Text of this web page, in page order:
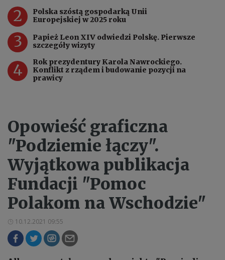
2
Polska szóstą gospodarką Unii
Europejskiej w 2025 roku
3
Papież Leon XIV odwiedzi Polskę. Pierwsze
szczegóły wizyty
4
Rok prezydentury Karola Nawrockiego.
Konflikt z rządem i budowanie pozycji na
prawicy
Opowieść graficzna
"Podziemie łączy".
Wyjątkowa publikacja
Fundacji "Pomoc
Polakom na Wschodzie"
10.12.2021 09:55